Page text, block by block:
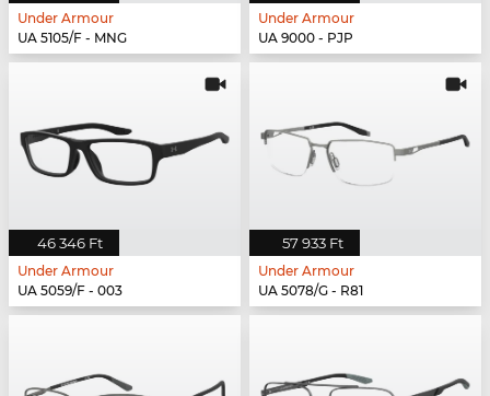
Under Armour
UA 5105/F - MNG
Under Armour
UA 9000 - PJP
46 346 Ft
Under Armour
UA 5059/F - 003
57 933 Ft
Under Armour
UA 5078/G - R81